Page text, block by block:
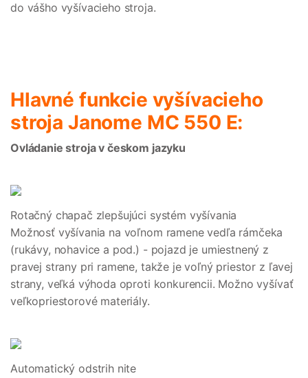
do vášho vyšívacieho stroja.
Hlavné funkcie vyšívacieho
stroja Janome MC 550 E:
Ovládanie stroja v českom jazyku
Rotačný chapač zlepšujúci systém vyšívania
Možnosť vyšívania na voľnom ramene vedľa rámčeka
(rukávy, nohavice a pod.) - pojazd je umiestnený z
pravej strany pri ramene, takže je voľný priestor z ľavej
strany, veľká výhoda oproti konkurencii. Možno vyšívať
veľkopriestorové materiály.
Automatický odstrih nite